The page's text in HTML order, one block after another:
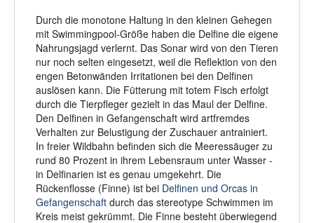
Durch die monotone Haltung in den kleinen Gehegen
mit Swimmingpool-Größe haben die Delfine die eigene
Nahrungsjagd verlernt. Das Sonar wird von den Tieren
nur noch selten eingesetzt, weil die Reflektion von den
engen Betonwänden Irritationen bei den Delfinen
auslösen kann. Die Fütterung mit totem Fisch erfolgt
durch die Tierpfleger gezielt in das Maul der Delfine.
Den Delfinen in Gefangenschaft wird artfremdes
Verhalten zur Belustigung der Zuschauer antrainiert.
In freier Wildbahn befinden sich die Meeressäuger zu
rund 80 Prozent in ihrem Lebensraum unter Wasser -
in Delfinarien ist es genau umgekehrt. Die
Rückenflosse (Finne) ist bei Delfinen und Orcas in
Gefangenschaft durch das stereotype Schwimmen im
Kreis meist gekrümmt. Die Finne besteht überwiegend